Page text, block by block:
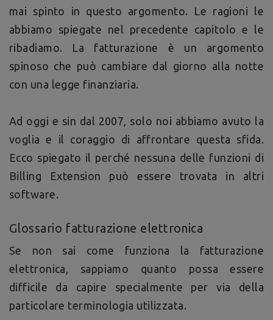
mai spinto in questo argomento. Le ragioni le
abbiamo spiegate nel precedente capitolo e le
ribadiamo. La fatturazione è un argomento
spinoso che può cambiare dal giorno alla notte
con una legge finanziaria.
Ad oggi e sin dal 2007, solo noi abbiamo avuto la
voglia e il coraggio di affrontare questa sfida.
Ecco spiegato il perché nessuna delle funzioni di
Billing Extension può essere trovata in altri
software.
Glossario fatturazione elettronica
Se non sai come funziona la fatturazione
elettronica, sappiamo quanto possa essere
difficile da capire specialmente per via della
particolare terminologia utilizzata.